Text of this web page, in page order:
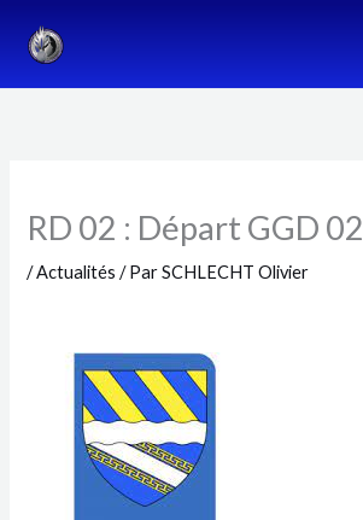
RD 02 : Départ GGD 02
/Actualités / ParSCHLECHT Olivier